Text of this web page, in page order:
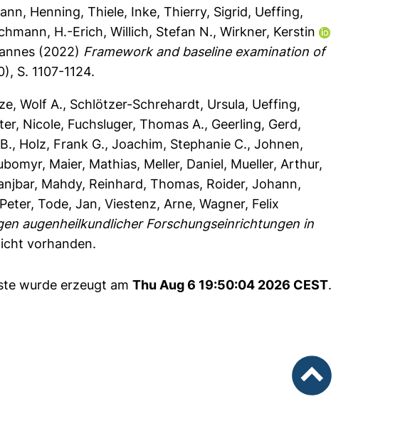
Henning,Thiele, Inke,Thierry, Sigrid, Ueffing,
H.-Erich,Willich, Stefan N.,Wirkner, Kerstin
(2022) Framework and baseline examination of
S. 1107-1124.
Wolf A., Schlötzer-Schrehardt, Ursula, Ueffing,
Nicole, Fuchsluger, Thomas A., Geerling, Gerd,
, Holz, Frank G.,Joachim, Stephanie C.,Johnen,
, Maier, Mathias, Meller, Daniel, Mueller, Arthur,
Mahdy, Reinhard, Thomas, Roider, Johann,
,Tode, Jan,Viestenz, Arne,Wagner, Felix
augenheilkundlicher Forschungseinrichtungen in
vorhanden.
wurde erzeugt am Thu Aug 6 19:50:04 2026 CEST.